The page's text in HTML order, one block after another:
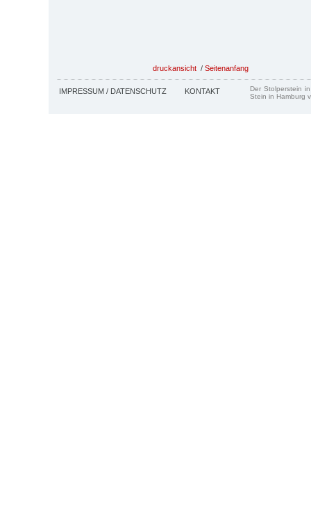
druckansicht / Seitenanfang
IMPRESSUM / DATENSCHUTZ KONTAKT
Der Stolperstein
Stein in Hamburg